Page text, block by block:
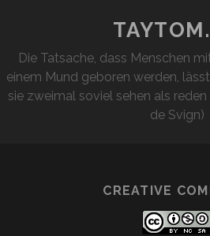
Die Tatsache, dass Menschen
einem Mund geboren werden,
sie zweimal soviel sehen als
de Svign)
CREATIVE